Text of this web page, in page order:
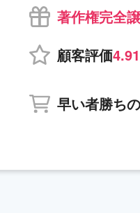
著作権完全
顧客評価4.91
早い者勝ちの